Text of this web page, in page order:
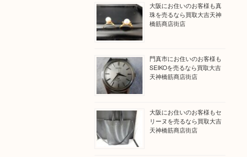
大阪にお住いのお客様も真
珠を売るなら買取大吉天神
橋筋商店街店
門真市にお住いのお客様も
SEIKOを売るなら買取大吉
天神橋筋商店街店
大阪にお住いのお客様もセ
リーヌを売るなら買取大吉
天神橋筋商店街店